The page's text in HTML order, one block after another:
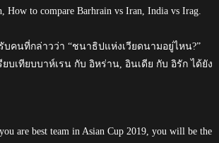
How to compare Barhrain vs Iran, India vs Irag.
บคนที่กล่าวว่า “ชนาธิปแห่งเวียดนามอยู่ไหน?”
บเทียบบาห์เรน กับ อิหร่าน, อินเดีย กับ อิรัก ได้ยัง
are best team in Asian Cup 2019, you will be the